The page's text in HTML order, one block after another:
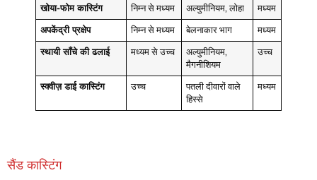
खोया-फोम कास्टिंग निम्न से मध्यम अल्युमीनियम, लोहा मध्यम
अपकेंद्री प्रक्षेप निम्न से मध्यम बेलनाकार भाग मध्यम
स्थायी साँचे की ढलाई मध्यम से उच्च
अल्युमीनियम,
मैगनीशियम
उच्च
स्क्वीज़ डाई कास्टिंग उच्च
पतली दीवारों वाले
हिस्से
मध्यम
सैंड कास्टिंग